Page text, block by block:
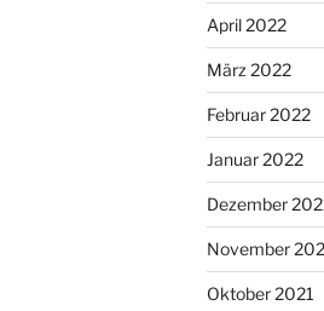
April 2022
März 2022
Februar 2022
Januar 2022
Dezember
November
Oktober 2021